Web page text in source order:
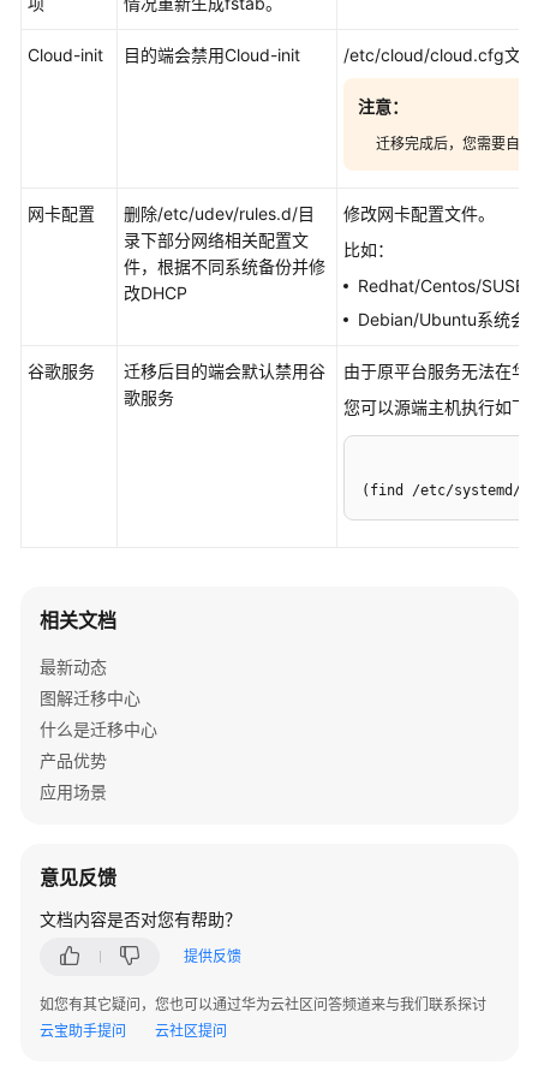
资
Cloud-init 目的端会禁用Cloud-init /etc/cloud/cloud.cfg文
注意：
迁移完成后，您需要自
网卡配置
删除/etc/udev/rules.d/目
录下部分网络相关配置文
件，根据不同系统备份并修
改DHCP
修改网卡配置文件。
比如：
Redhat/Centos/
Debian/Ubuntu系统会
谷歌服务
迁移后目的端会默认禁用谷
歌服务
由于原平台服务无法在华
您可以源端主机执行如下
(find /etc/systemd/
相关文档
最新动态
图解迁移中心
什么是迁移中心
产品优势
应用场景
意见反馈
文档内容是否对您有帮助？
提供反馈
如您有其它疑问，您也可以通过华为云社区问答频道来与我们联系探讨
云宝助手提问
云社区提问